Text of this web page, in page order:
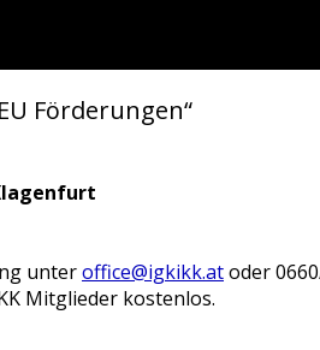
Förderungen“
unteroffice@igkikk.atoder
Mitglieder kostenlos.